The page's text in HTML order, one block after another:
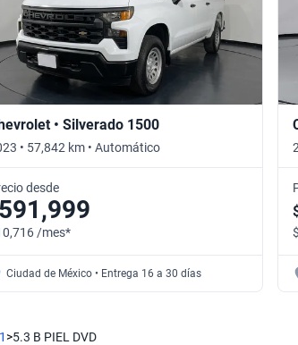
• Silverado 1500
• 57,842 km • Automático
desde
591,999
/mes*
Ciudad de México • Entrega 16 a 30 días
>5.3 B PIEL DVD